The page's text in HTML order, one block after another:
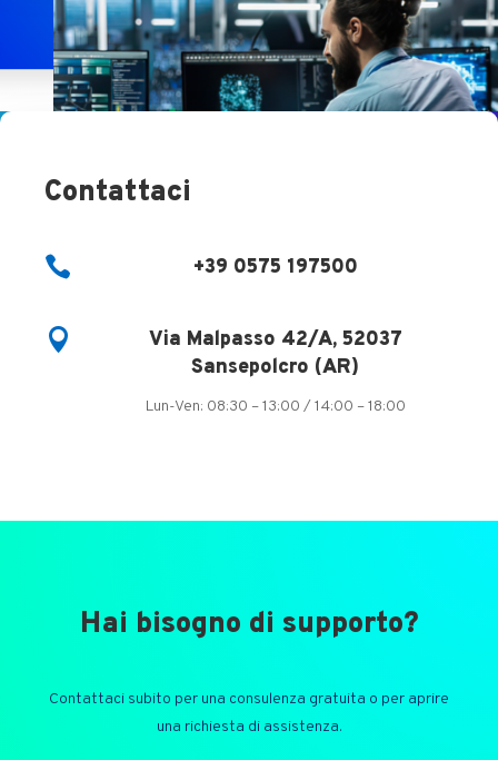
Contattaci
 +39 0575 197500

Via Malpasso 42/A, 52037
Sansepolcro (AR)
Lun-Ven: 08:30 – 13:00 / 14:00 – 18:00
Hai bisogno di supporto?
Contattaci subito per una consulenza gratuita o per aprire
una richiesta di assistenza.